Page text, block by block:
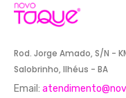
Rod. Jorge Amado, S/N -
Salobrinho, Ilhéus - BA
Email: